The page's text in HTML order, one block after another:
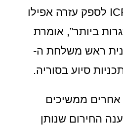
מאפשרים ל-ICRC לספק עזרה אפילו
ביותר”, אומרת
ראש משלחת ה-
אחרים ממשיכים
החירום שנותן